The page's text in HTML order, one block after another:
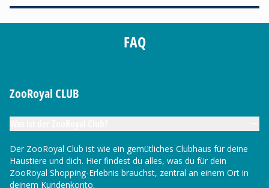
FAQ
ZooRoyal CLUB
Der ZooRoyal Club ist wie ein gemütliches Clubhaus für deine
Haustiere und dich. Hier findest du alles, was du für dein
ZooRoyal Shopping-Erlebnis brauchst, zentral an einem Ort in
deinem Kundenkonto.